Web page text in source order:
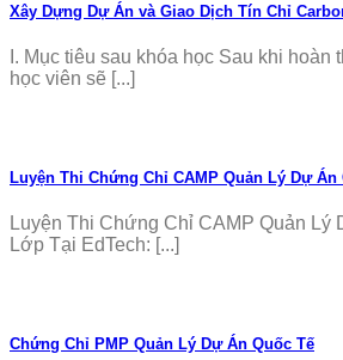
Xây Dựng Dự Án và Giao Dịch Tín Chỉ
I. Mục tiêu sau khóa học Sau khi hoàn
học viên sẽ [...]
Luyện Thi Chứng Chỉ CAMP Quản Lý Dự Án
Luyện Thi Chứng Chỉ CAMP Quản Lý
Lớp Tại EdTech: [...]
Chứng Chỉ PMP Quản Lý Dự Án Quốc Tế